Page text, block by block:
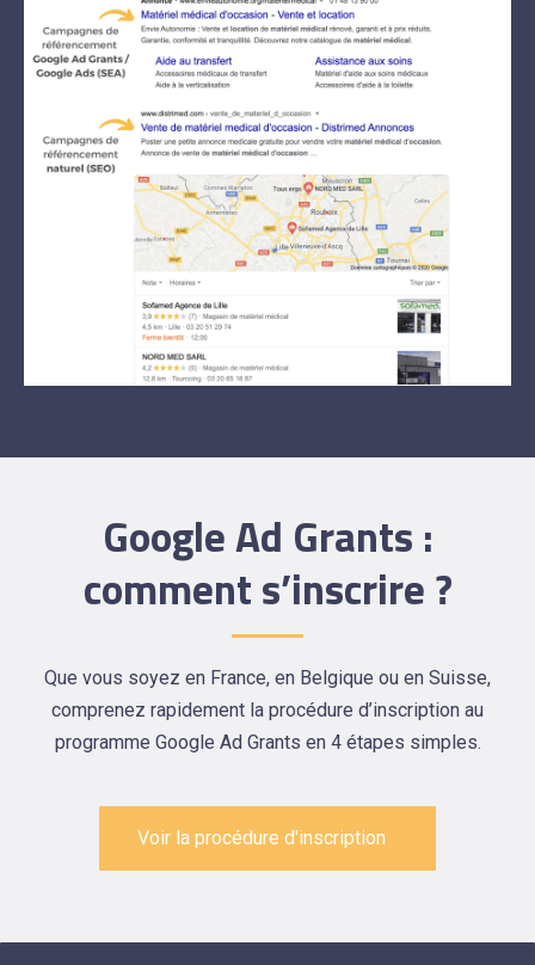
Google Ad Grants :
comment s’inscrire ?
Que vous soyez en France, en Belgique ou en Suisse,
comprenez rapidement la procédure d’inscription au
programme Google Ad Grants en 4 étapes simples.
Voir la procédure d'inscription